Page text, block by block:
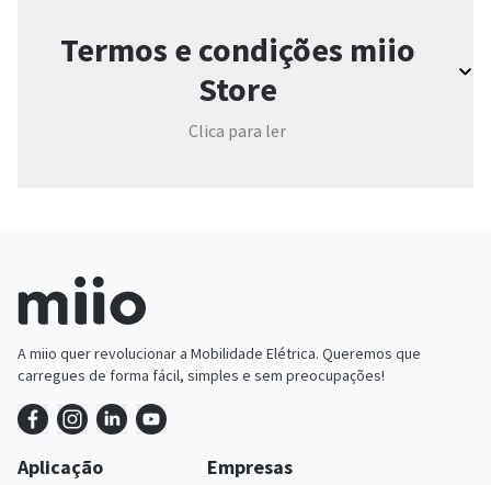
Termos e condições miio
Store
Clica para ler
A miio quer revolucionar a Mobilidade Elétrica. Queremos que
carregues de forma fácil, simples e sem preocupações!
Aplicação Empresas